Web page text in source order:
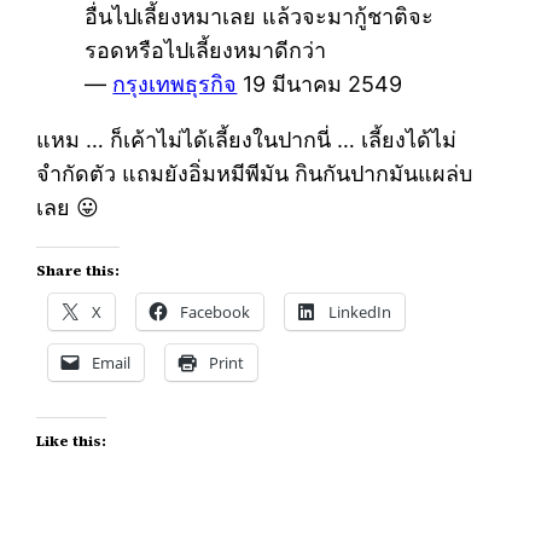
อื่นไปเลี้ยงหมาเลย แล้วจะมากู้ชาติจะ
รอดหรือไปเลี้ยงหมาดีกว่า
— กรุงเทพธุรกิจ 19 มีนาคม 2549
แหม … ก็เค้าไม่ได้เลี้ยงในปากนี่ … เลี้ยงได้ไม่
จำกัดตัว แถมยังอิ่มหมีพีมัน กินกันปากมันแผล่บ
เลย 😛
Share this:
X Facebook LinkedIn
Email Print
Like this: